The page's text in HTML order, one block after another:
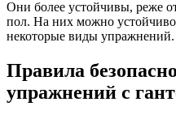
Они более устойчивы, реже
пол. На них можно
некоторые виды упражнений.
Правила
упражнений с